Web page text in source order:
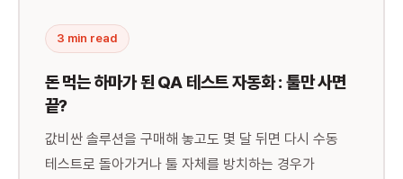
3 min read
돈 먹는 하마가 된 QA 테스트 자동화 : 툴만 사면
끝?
값비싼 솔루션을 구매해 놓고도 몇 달 뒤면 다시 수동
테스트로 돌아가거나 툴 자체를 방치하는 경우가